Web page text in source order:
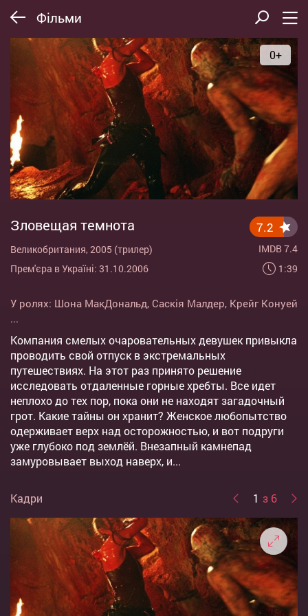
Фільми
0+
Зловещая темнота
Великобритания, 2005 (трилер)
Прем'єра в Україні: 31.10.2006
7.2
IMDB 7.4
1:39
У ролях: Шона МакДональд, Саскія Малдер, Крейг Конуей
...
Компания смелых очаровательных девушек привыкла
проводить свой отпуск в экстремальных
путешествиях. На этот раз принято решение
исследовать отдаленные горные хребты. Все идет
неплохо до тех пор, пока они не находят загадочный
грот. Какие тайны он хранит? Женское любопытство
одерживает верх над осторожностью, и вот подруги
уже глубоко под землёй. Внезапный камнепад
замуровывает выход наверх, и...
Кадри 1 з 6